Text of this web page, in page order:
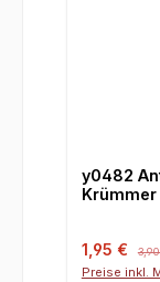
y0482
Krümmer
1,95 €
Preise inkl.